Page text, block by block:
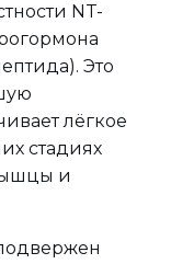
NT-
Это
лёгкое
стадиях
и